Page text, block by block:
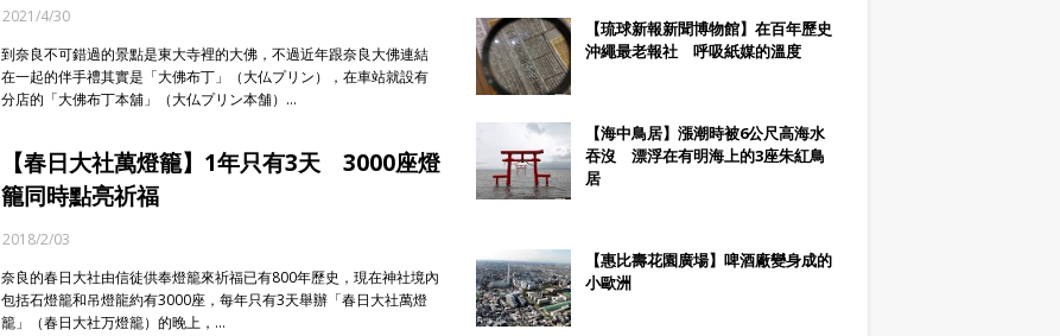
2021/4/30
到奈良不可錯過的景點是東大寺裡的大佛，不過近年跟奈良大佛連結
在一起的伴手禮其實是「大佛布丁」（大仏プリン），在車站就設有
分店的「大佛布丁本舖」（大仏プリン本舗）…
【春日大社萬燈籠】1年只有3天 3000座燈
籠同時點亮祈福
2018/2/03
奈良的春日大社由信徒供奉燈籠來祈福已有800年歷史，現在神社境內
包括石燈籠和吊燈龍約有3000座，每年只有3天舉辦「春日大社萬燈
籠」（春日大社万燈籠）的晚上，…
【琉球新報新聞博物館】在百年歷史
沖繩最老報社 呼吸紙媒的溫度
【海中鳥居】漲潮時被6公尺高海水
吞沒 漂浮在有明海上的3座朱紅鳥
居
【惠比壽花園廣場】啤酒廠變身成的
小歐洲